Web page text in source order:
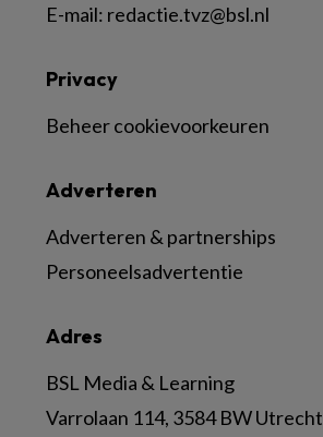
E-mail: redactie.tvz@bsl.nl
Adres
BSL Media & Learning
Varrolaan 114, 3584 BW Utrecht
Adverteren
Adverteren & partnerships
Personeelsadvertentie
Privacy
Beheer cookievoorkeuren